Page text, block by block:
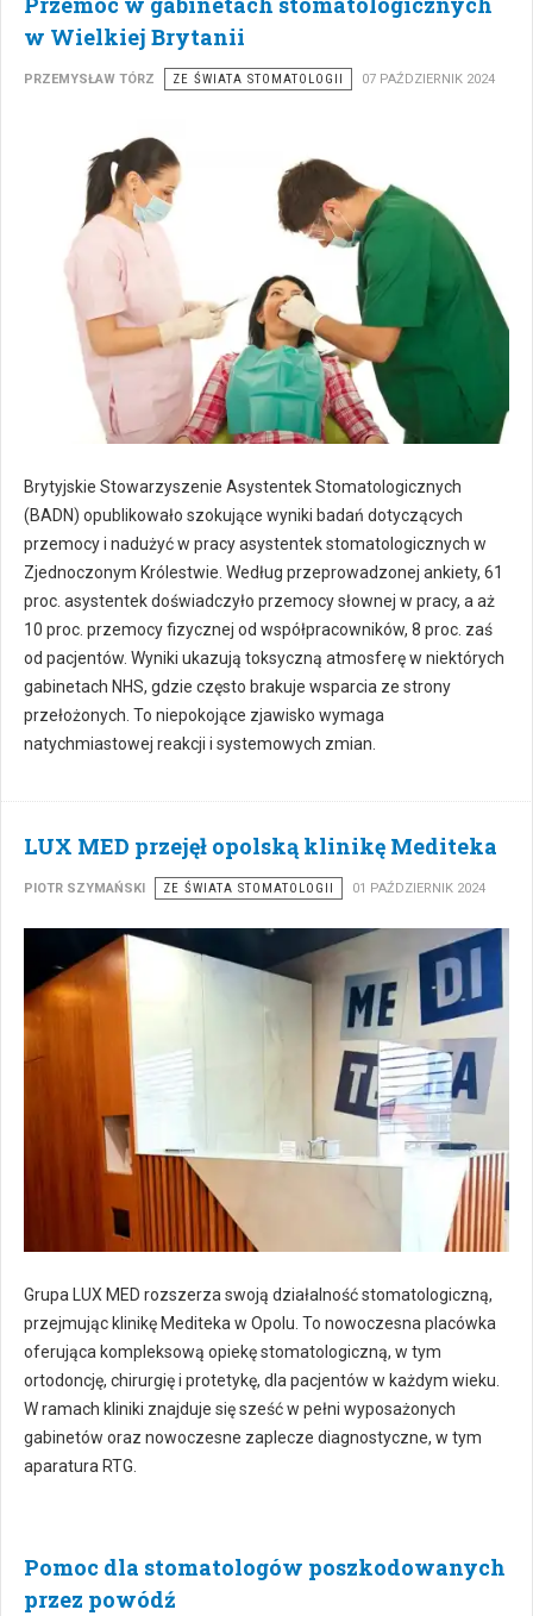
w Wielkiej Brytanii
PRZEMYSŁAW TÓRZ ZE ŚWIATA STOMATOLOGII 07 PAŹDZIERNIK 2024
Brytyjskie Stowarzyszenie Asystentek Stomatologicznych
(BADN) opublikowało szokujące wyniki badań dotyczących
przemocy i nadużyć w pracy asystentek stomatologicznych w
Zjednoczonym Królestwie. Według przeprowadzonej ankiety, 61
proc. asystentek doświadczyło przemocy słownej w pracy, a aż
10 proc. przemocy fizycznej od współpracowników, 8 proc. zaś
od pacjentów. Wyniki ukazują toksyczną atmosferę w niektórych
gabinetach NHS, gdzie często brakuje wsparcia ze strony
przełożonych. To niepokojące zjawisko wymaga
natychmiastowej reakcji i systemowych zmian.
LUX MED przejęł opolską klinikę Mediteka
PIOTR SZYMAŃSKI ZE ŚWIATA STOMATOLOGII 01 PAŹDZIERNIK 2024
Grupa LUX MED rozszerza swoją działalność stomatologiczną,
przejmując klinikę Mediteka w Opolu. To nowoczesna placówka
oferująca kompleksową opiekę stomatologiczną, w tym
ortodoncję, chirurgię i protetykę, dla pacjentów w każdym wieku.
W ramach kliniki znajduje się sześć w pełni wyposażonych
gabinetów oraz nowoczesne zaplecze diagnostyczne, w tym
aparatura RTG.
Pomoc dla stomatologów poszkodowanych
przez powódź